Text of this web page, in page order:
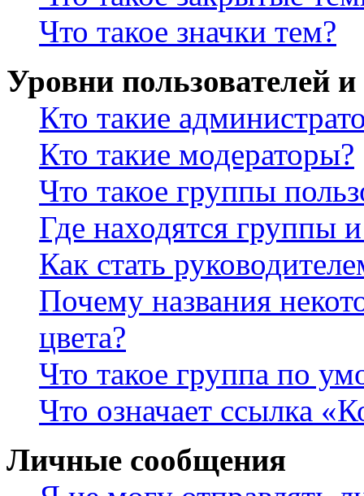
Что такое значки тем?
Уровни пользователей
Кто такие
Кто такие модераторы?
Что такое группы
Где находятся группы
Как стать
Почему названия
цвета?
Что такое группа по
Что означает ссылка
Личные сообщения